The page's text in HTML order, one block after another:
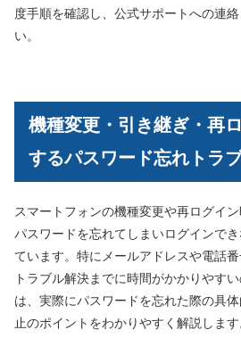
度手順を確認し、公式サポートへの連
い。
機種変更・引き継ぎ・再
するパスワード忘れトラ
スマートフォンの機種変更や再ログイ
パスワードを忘れてしまいログインで
ています。特にメールアドレスや電話番
トラブル解決までに時間がかかりやす
は、実際にパスワードを忘れた際の具
止のポイントをわかりやすく解説します